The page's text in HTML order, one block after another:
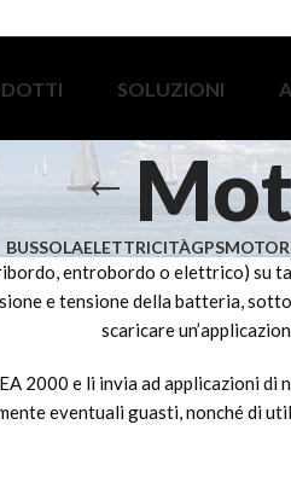
SOLUZIONI
BUSSOLAELETTRICITÀGPS
entrobordo o elettrico) su
e tensione della batteria,
scaricare
2000 e li invia ad applicazioni
eventuali guasti, nonché di